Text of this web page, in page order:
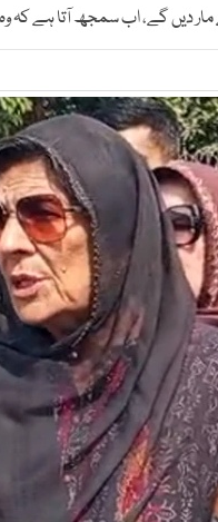
مار دیں گے، اب سمجھ آتا ہے